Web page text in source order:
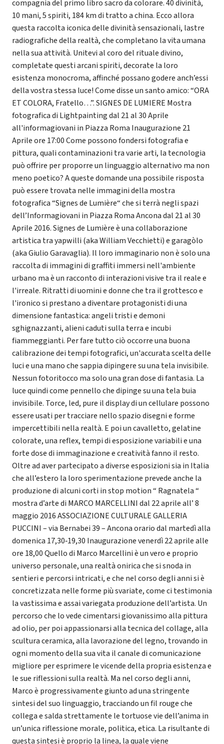
compagnia del primo libro sacro da colorare. 40 divinità,
10 mani, 5 spiriti, 184 km di tratto a china. Ecco allora
questa raccolta iconica delle divinità sensazionali, lastre
radiografiche della realtà, che completano la vita umana
nella sua attività. Unitevi al coro del rituale divino,
completate questi arcani spiriti, decorate la loro
esistenza monocroma, affinché possano godere anch’essi
della vostra stessa luce! Come disse un santo amico: “ORA
ET COLORA, Fratello…”. SIGNES DE LUMIERE Mostra
fotografica di Lightpainting dal 21 al 30 Aprile
all'informagiovani in Piazza Roma Inaugurazione 21
Aprile ore 17:00 Come possono fondersi fotografia e
pittura, quali contaminazioni tra varie arti, la tecnologia
può offrire per proporre un linguaggio alternativo ma non
meno poetico? A queste domande una possibile risposta
può essere trovata nelle immagini della mostra
fotografica “Signes de Lumière“ che si terrà negli spazi
dell’Informagiovani in Piazza Roma Ancona dal 21 al 30
Aprile 2016. Signes de Lumière è una collaborazione
artistica tra yapwilli (aka William Vecchietti) e garagòlo
(aka Giulio Garavaglia). Il loro immaginario non è solo una
raccolta di immagini di graffiti immersi nell'ambiente
urbano ma è un racconto di interazioni visive tra il reale e
l'irreale. Ritratti di uomini e donne che tra il grottesco e
l'ironico si prestano a diventare protagonisti di una
dimensione fantastica: angeli tristi e demoni
sghignazzanti, alieni caduti sulla terra e incubi
fiammeggianti. Per fare tutto ciò occorre una buona
calibrazione dei tempi fotografici, un'accurata scelta delle
luci e una mano che sappia dipingere su una tela invisibile.
Nessun fotoritocco ma solo una gran dose di fantasia. La
luce quindi come pennello che dipinge su una tela buia
invisibile. Torce, led, pure il display di un cellulare possono
essere usati per tracciare nello spazio disegni e forme
impercettibili nella realtà. E poi un cavalletto, gelatine
colorate, una reflex, tempi di esposizione variabili e una
forte dose di immaginazione e creatività fanno il resto.
Oltre ad aver partecipato a diverse esposizioni sia in Italia
che all’estero la loro sperimentazione prevede anche la
produzione di alcuni corti in stop motion “ Ragnatela “
mostra d’arte di MARCO MARCELLINI dal 22 aprile all’ 8
maggio 2016 ASSOCIAZIONE CULTURALE GALLERIA
PUCCINI – via Bernabei 39 – Ancona orario dal martedì alla
domenica 17,30‐19,30 Inaugurazione venerdì 22 aprile alle
ore 18,00 Quello di Marco Marcellini è un vero e proprio
universo personale, una realtà onirica che si snoda in
sentieri e percorsi intricati, e che nel corso degli anni si è
concretizzata nelle forme più svariate, come ci testimonia
la vastissima e assai variegata produzione dell’artista. Un
percorso che lo vede cimentarsi giovanissimo alla pittura
ad olio, per poi appassionarsi alla tecnica del collage, alla
scultura ceramica, alla lavorazione del legno, trovando in
ogni momento della sua vita il canale di comunicazione
migliore per esprimere le vicende della propria esistenza e
le sue riflessioni sulla realtà. Ma nel corso degli anni,
Marco è progressivamente giunto ad una stringente
sintesi del suo linguaggio, tracciando un fil rouge che
collega e salda strettamente le tortuose vie dell’anima in
un’unica riflessione morale, politica, etica. La risultante di
questa sintesi è proprio la linea, la quale viene